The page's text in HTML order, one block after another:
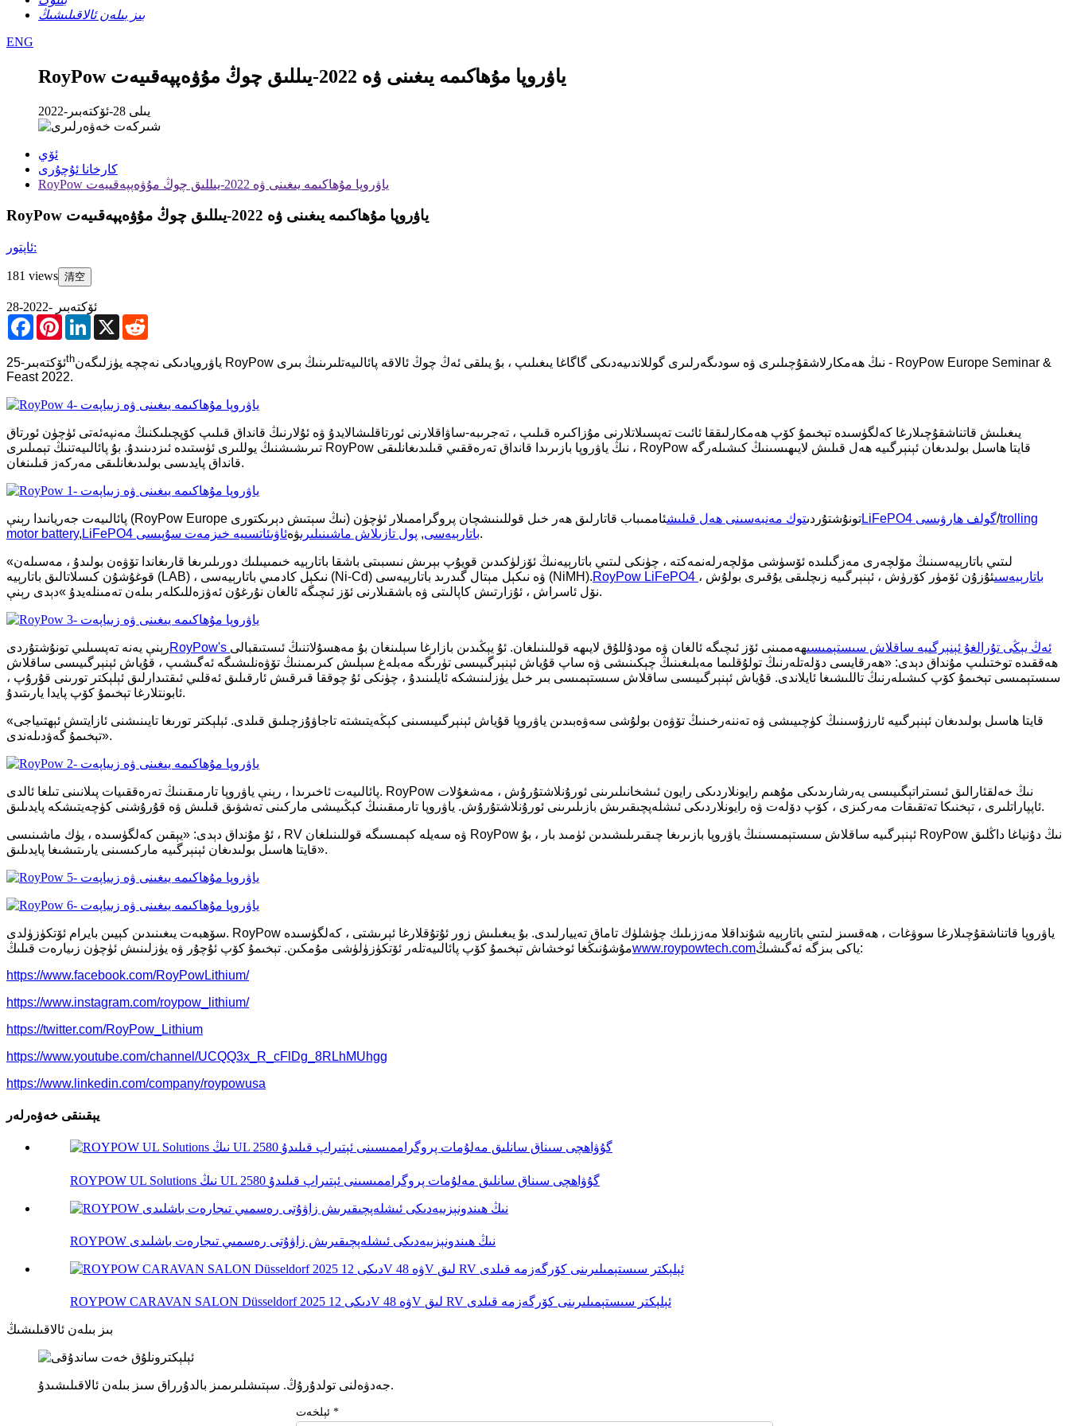
بىز بىلەن ئالاقىلىشىڭ
ENG
RoyPow ياۋروپا مۇھاكىمە يىغىنى ۋە 2022-يىللىق چوڭ مۇۋەپپەقىيەت
2022-يىلى 28-ئۆكتەبىر
ئۆي
كارخانا ئۇچۇرى
RoyPow ياۋروپا مۇھاكىمە يىغىنى ۋە 2022-يىللىق چوڭ مۇۋەپپەقىيەت
RoyPow ياۋروپا مۇھاكىمە يىغىنى ۋە 2022-يىللىق چوڭ مۇۋەپپەقىيەت
ئاپتور:
181 views 清空
28-ئۆكتەبىر -2022
FacebookPinterestLinkedIn
X
25-ئۆكتەبىرthياۋروپادىكى نەچچە يۈزلىگەن RoyPow نىڭ ھەمكارلاشقۇچىلىرى ۋە سودىگەرلىرى گوللاندىيەدىكى گاگاغا يىغىلىپ ، بۇ يىلقى ئەڭ چوڭ ئالاقە پائالىيەتلىرىنىڭ بىرى - RoyPow Europe Seminar &
Feast 2022.
يىغىلىش قاتناشقۇچىلارغا كەلگۈسىدە تېخىمۇ كۆپ ھەمكارلىققا ئائىت تەپسىلاتلارنى مۇزاكىرە قىلىپ ، تەجرىبە-ساۋاقلارنى ئورتاقلىشالايدۇ ۋە ئۇلارنىڭ قانداق قىلىپ كۆپچىلىكنىڭ مەنپەئەتى ئۈچۈن ئورتاق
تىرىشىشنىڭ يوللىرى ئۈستىدە ئىزدىنىدۇ. بۇ پائالىيەتنىڭ تېمىلىرى RoyPow نىڭ ياۋروپا بازىرىدا قانداق تەرەققىي قىلىدىغانلىقى ، RoyPow قايتا ھاسىل بولىدىغان ئېنېرگىيە ھەل قىلىش لايىھىسىنىڭ كىشىلەرگە
قانداق پايدىسى بولىدىغانلىقى مەركەز قىلىنغان.
پائالىيەت جەريانىدا رېنې (RoyPow Europe نىڭ سېتىش دېرىكتورى) تونۇشتۇردىتوك مەنبەسىنى ھەل قىلىشئاممىباب قاتارلىق ھەر خىل قوللىنىشچان پروگراممىلار ئۈچۈن LiFePO4 گولف ھارۋىسى/trolling
motor battery, LiFePO4 باتارېيەسى, پول تازىلاش ماشىنىلىرىۋەئاۋىئاتسىيە خىزمەت سۇپىسى .
«لىتىي باتارېيەسىنىڭ مۆلچەرى مەزگىلىدە ئۆسۈشى مۆلچەرلەنمەكتە ، چۈنكى لىتىي باتارېيەنىڭ ئۆزلۈكىدىن قويۇپ بېرىش نىسبىتى باشقا باتارېيە خىمىيىلىك دورىلىرىغا قارىغاندا تۆۋەن بولىدۇ ، مەسىلەن
قوغۇشۇن كىسلاتالىق باتارېيە (LAB) ، نىكېل كادمىي باتارېيەسى (Ni-Cd) ۋە نىكېل مېتال گىدرىد باتارېيەسى (NiMH).
RoyPow LiFePO4 باتارېيەسىئۇزۇن ئۆمۈر كۆرۈش ، ئېنېرگىيە زىچلىقى يۇقىرى بولۇش ،
نۆل ئاسراش ، ئۇزارتىش كاپالىتى ۋە باشقىلارنى ئۆز ئىچىگە ئالغان نۇرغۇن ئەۋزەللىكلەر بىلەن تەمىنلەيدۇ »دېدى رېنې.
رېنې يەنە تەپسىلىي تونۇشتۇردىRoyPow' s ئەڭ يېڭى تۇرالغۇ ئېنېرگىيە ساقلاش سىستېمىسىھەممىنى ئۆز ئىچىگە ئالغان ۋە مودۇللۇق لايىھە قوللىنىلغان. ئۇ يېڭىدىن بازارغا سېلىنغان بۇ مەھسۇلاتنىڭ ئىستىقبالى
ھەققىدە توختىلىپ مۇنداق دېدى: «ھەرقايسى دۆلەتلەرنىڭ تولۇقلىما مەبلىغىنىڭ چېكىنىشى ۋە ساپ قۇياش ئېنېرگىيىسى تۈرىگە مەبلەغ سېلىش كىرىمىنىڭ تۆۋەنلىشىگە ئەگىشىپ ، قۇياش ئېنېرگىيىسى ساقلاش
سىستېمىسى تېخىمۇ كۆپ كىشىلەرنىڭ تاللىشىغا ئايلاندى. قۇياش ئېنېرگىيىسى ساقلاش سىستېمىسى بىر خىل يۈزلىنىشكە ئايلىنىدۇ ، چۈنكى ئۇ چوققا قىرقىش ئارقىلىق ئەقلىي ئىقتىدارلىق ئېلېكتر تورىنى قۇرۇپ ،
ئابونتلارغا تېخىمۇ كۆپ پايدا يارىتىدۇ.
«قايتا ھاسىل بولىدىغان ئېنېرگىيە ئارزۇسىنىڭ كۈچىيىشى ۋە تەننەرخىنىڭ تۆۋەن بولۇشى سەۋەبىدىن ياۋروپا قۇياش ئېنېرگىيىسىنى كېڭەيتىشتە تاجاۋۇزچىلىق قىلدى. ئېلېكتر تورىغا تايىنىشنى ئازايتىش ئېھتىياجى
تېخىمۇ گەۋدىلەندى».
پائالىيەت ئاخىرىدا ، رېنې ياۋروپا تارمىقىنىڭ تەرەققىيات پىلانىنى تىلغا ئالدى. RoyPow نىڭ خەلقئارالىق ئىستراتېگىيىسى يەرشارىدىكى مۇھىم رايونلاردىكى رايون ئىشخانىلىرىنى ئورۇنلاشتۇرۇش ، مەشغۇلات
ئاپپاراتلىرى ، تېخنىكا تەتقىقات مەركىزى ، كۆپ دۆلەت ۋە رايونلاردىكى ئىشلەپچىقىرىش بازىلىرىنى ئورۇنلاشتۇرۇش. ياۋروپا تارمىقىنىڭ كېڭىيىشى ماركىنى تەشۋىق قىلىش ۋە قۇرۇشنى كۈچەيتىشكە پايدىلىق.
ئۇ مۇنداق دېدى: «يېقىن كەلگۈسىدە ، يۈك ماشىنىسى ، RV ۋە سەيلە كېمىسىگە قوللىنىلغان RoyPow ئېنېرگىيە ساقلاش سىستېمىسىنىڭ ياۋروپا بازىرىغا چىقىرىلىشىدىن ئۈمىد بار ، بۇ RoyPow نىڭ دۇنياغا داڭلىق
قايتا ھاسىل بولىدىغان ئېنېرگىيە ماركىسىنى يارىتىشىغا پايدىلىق».
سۆھبەت يىغىنىدىن كېيىن بايرام ئۆتكۈزۈلدى. RoyPow ياۋروپا قاتناشقۇچىلارغا سوۋغات ، ھەقسىز لىتىي باتارېيە شۇنداقلا مەززىلىك چۈشلۈك تاماق تەييارلىدى. بۇ يىغىلىش زور ئۇتۇقلارغا ئېرىشتى ، كەلگۈسىدە
مۇشۇنىڭغا ئوخشاش تېخىمۇ كۆپ پائالىيەتلەر ئۆتكۈزۈلۈشى مۇمكىن. تېخىمۇ كۆپ ئۇچۇر ۋە يۈزلىنىش ئۈچۈن زىيارەت قىلىڭwww.roypowtech.com
ياكى بىزگە ئەگىشىڭ:
https://www.facebook.com/RoyPowLithium/
https://www.instagram.com/roypow_lithium/
https://twitter.com/RoyPow_Lithium
https://www.youtube.com/channel/UCQQ3x_R_cFlDg_8RLhMUhgg
https://www.linkedin.com/company/roypowusa
يېقىنقى خەۋەرلەر
ROYPOW UL Solutions نىڭ UL 2580 گۇۋاھچى سىناق سانلىق مەلۇمات پروگراممىسىنى ئېتىراپ قىلىدۇ
ROYPOW نىڭ ھىندونېزىيەدىكى ئىشلەپچىقىرىش زاۋۇتى رەسمىي تىجارەت باشلىدى
ROYPOW CARAVAN SALON Düsseldorf 2025 دىكى 12V ۋە 48V لىق RV ئېلېكتر سىستېمىلىرىنى كۆرگەزمە قىلدى
بىز بىلەن ئالاقىلىشىڭ
جەدۋەلنى تولدۇرۇڭ. سېتىشلىرىمىز بالدۇرراق سىز بىلەن ئالاقىلىشىدۇ.
ئېلخەت *